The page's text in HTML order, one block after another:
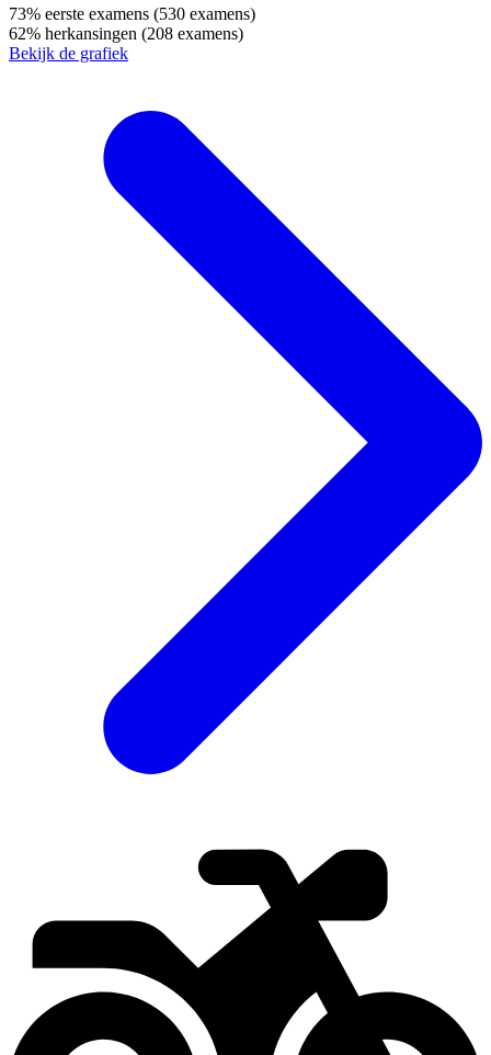
73% eerste examens (530 examens)
62% herkansingen (208 examens)
Bekijk de grafiek